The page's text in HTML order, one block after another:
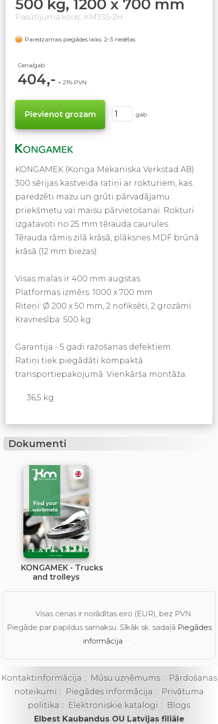
500 kg, 1200 x 700 mm
Pasūtījuma kods: KM335-2H
Paredzamais piegādes laiks: 2-3 nedēļas
Cena/gab
404,- + 21% PVN
gab
KONGAMEK (Konga Mekaniska Verkstad AB)
300 sērijas kastveida ratiņi ar rokturiem, kas
paredzēti mazu un grūti pārvadājamu
priekšmetu vai maisu pārvietošanai. Rokturi
izgatavoti no 25 mm tērauda caurules.
Tērauda rāmis zilā krāsā, plāksnes MDF brūnā
krāsā (12 mm biezas).
Visas malas ir 400 mm augstas.
Platformas izmērs: 1000 x 700 mm
Riteņi: Ø 200 x 50 mm, 2 nofiksēti, 2 grozāmi
Kravnesība: 500 kg
Garantija - 5 gadi ražošanas defektiem.
Ratiņi tiek piegādāti kompaktā
transportiepakojumā. Vienkārša montāža.
36,5 kg
Dokumenti
KONGAMEK - Trucks
and trolleys
Visas cenas ir norādītas eiro (EUR), bez PVN.
Piegāde par papildus samaksu. Sīkāk sk. sadaļā Piegādes
informācija
Kontaktinformācija :: Mūsu uzņēmums:: Pārdošanas
noteikumi :: Piegādes informācija :: Privātuma
politika :: Elektroniskie katalogi :: Blogs
Elbest Kaubandus OU Latvijas filiāle